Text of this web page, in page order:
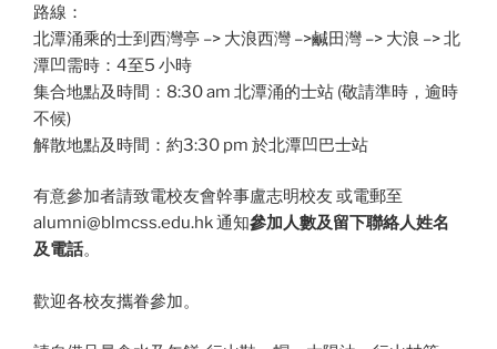
路線：
北潭涌乘的士到西灣亭 –> 大浪西灣 –>鹹田灣 –> 大浪 –> 北
潭凹需時：4至5 小時
集合地點及時間：8:30 am 北潭涌的士站 (敬請準時，逾時
不候)
解散地點及時間：約3:30 pm 於北潭凹巴士站
有意參加者請致電校友會幹事盧志明校友 或電郵至
alumni@blmcss.edu.hk通知參加人數及留下聯絡人姓名
及電話。
歡迎各校友攜眷參加。